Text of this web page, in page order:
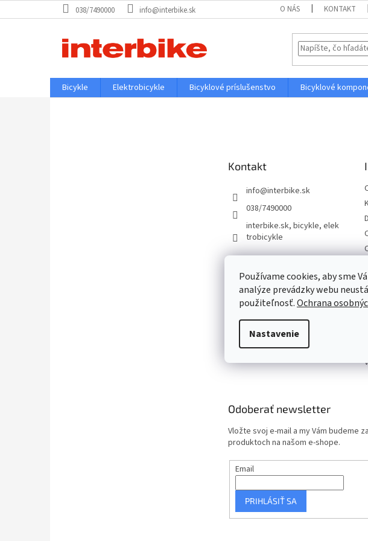
Používame cookies, aby sme
analýze prevádzky webu
použiteľnosť.Ochrana
Nastavenie
na
038/7490000 info@interbike.sk O NÁS KONTAKT
Bicykle Elektrobicykle Bicyklové príslušenstvo Bicyklové
Kontakt
info@interbike.sk
038/7490000
interbike.sk, bicykle, elek
trobicykle
Odoberať newsletter
Vložte svoj e-mail a my Vám budeme
produktoch na našom e-shope.
Email
PRIHLÁSIŤ SA